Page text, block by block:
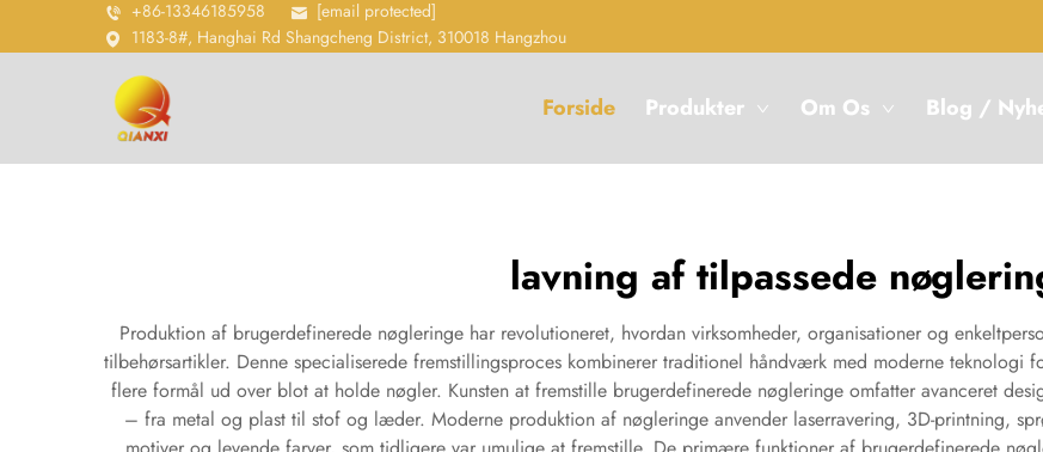
+86-13346185958
[email protected]
1183-8#, Hanghai Rd Shangcheng District, 310018 Hangzhou
Forside Produkter Om Os Blog /
lavning af tilpassede
Produktion af brugerdefinerede nøgleringe har revolutioneret, hvordan virksomheder, organisationer og
tilbehørsartikler. Denne specialiserede fremstillingsproces kombinerer traditionel håndværk med moderne
flere formål ud over blot at holde nøgler. Kunsten at fremstille brugerdefinerede nøgleringe omfatter avanceret
– fra metal og plast til stof og læder. Moderne produktion af nøgleringe anvender laserravering, 3D-printning,